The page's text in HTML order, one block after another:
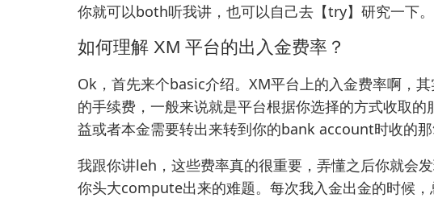
你就可以both听我讲，也可以自己去【try】研究一下
如何理解 XM 平台的出入金费率？
Ok，首先来个basic介绍。XM平台上的入金费率啊，
的手续费，一般来说就是平台根据你选择的方式收取
益或者本金需要转出来转到你的bank account时收的那
我跟你讲leh，这些费率真的很重要，弄懂之后你就会
你头大compute出来的难题。每次我入金出金的时候